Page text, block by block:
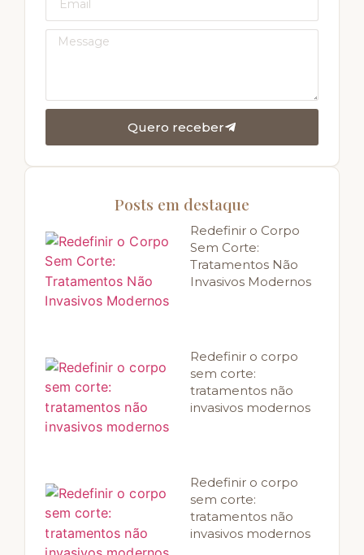
Quero receber
Posts em destaque
Redefinir o Corpo
Sem Corte:
Tratamentos Não
Invasivos Modernos
Redefinir o corpo
sem corte:
tratamentos não
invasivos modernos
Redefinir o corpo
sem corte:
tratamentos não
invasivos modernos